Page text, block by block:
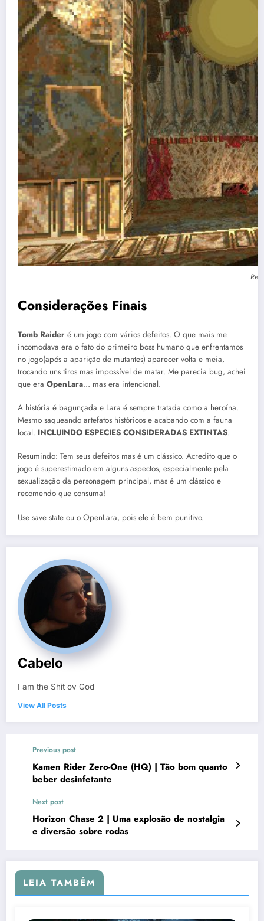
Considerações Finais
Tomb Raider é um jogo com vários defeitos. O que mais me
incomodava era o fato do primeiro boss humano que enfrentamos
no jogo(após a aparição de mutantes) aparecer volta e meia,
trocando uns tiros mas impossível de matar. Me parecia bug, achei
que era OpenLara… mas era intencional.
A história é bagunçada e Lara é sempre tratada como a heroína.
Mesmo saqueando artefatos históricos e acabando com a fauna
local. INCLUINDO ESPECIES CONSIDERADAS EXTINTAS.
Resumindo: Tem seus defeitos mas é um clássico. Acredito que o
jogo é superestimado em alguns aspectos, especialmente pela
sexualização da personagem principal, mas é um clássico e
recomendo que consuma!
Use save state ou o OpenLara, pois ele é bem punitivo.
Cabelo
I am the Shit ov God
View All Posts
Previous post
Kamen Rider Zero-One (HQ) | Tão bom quanto
beber desinfetante
Next post
Horizon Chase 2 | Uma explosão de nostalgia
e diversão sobre rodas
LEIA TAMBÉM